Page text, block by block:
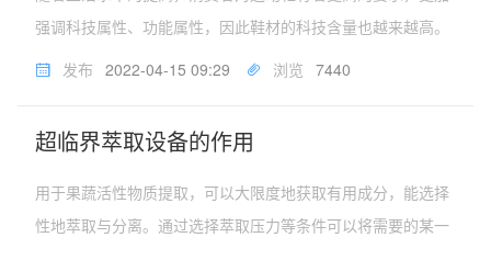
强调科技属性、功能属性，因此鞋材的科技含量也越来越高。
超临界技术在高端鞋材领域得到越来越多的国内外运动品牌关
打破了传统的化学发泡方式...
发布 2022-04-15 09:29 浏览 7440
超临界萃取设备的作用
用于果蔬活性物质提取，可以大限度地获取有用成分，能选择
性地萃取与分离。通过选择萃取压力等条件可以将需要的某一